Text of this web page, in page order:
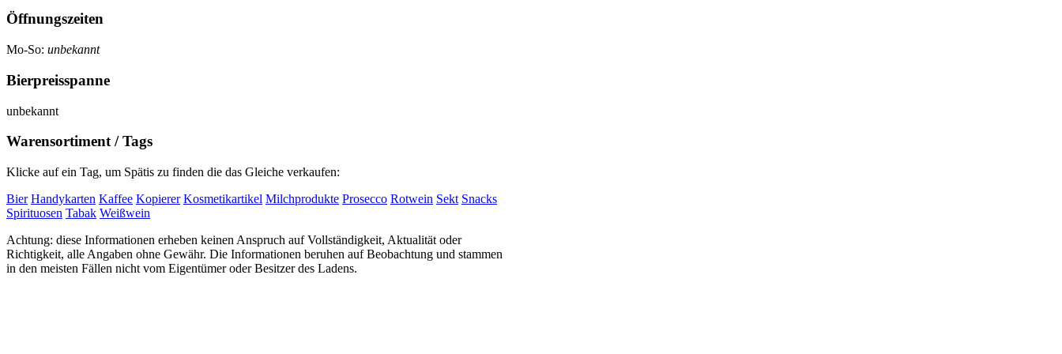
Öffnungszeiten
Mo-So: unbekannt
Bierpreisspanne
unbekannt
Warensortiment / Tags
Klicke auf ein Tag, um Spätis zu finden die das Gleiche verkaufen:
Bier Handykarten Kaffee Kopierer Kosmetikartikel Milchprodukte Prosecco Rotwein Sekt Snacks
Spirituosen Tabak Weißwein
Achtung: diese Informationen erheben keinen Anspruch auf Vollständigkeit, Aktualität oder
Richtigkeit, alle Angaben ohne Gewähr. Die Informationen beruhen auf Beobachtung und stammen
in den meisten Fällen nicht vom Eigentümer oder Besitzer des Ladens.